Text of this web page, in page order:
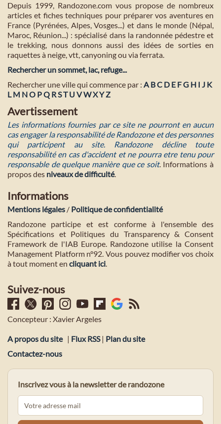
Depuis 1999, Randozone.com vous propose de nombreux
articles et fiches techniques pour préparer vos aventures en
France (Pyrénées, Alpes, Vosges...) et dans le monde (Népal,
Maroc, Réunion...) : spécialisé dans la randonnée pédestre et
le trekking, nous donnons aussi des idées de sorties en
raquettes à neige, vtt, canyoning ou via ferrata.
Rechercher un sommet, lac, refuge...
Rechercher une ville qui commence par : A BC D E FG H I J K
L M NO PQ RST U VWXYZ
Avertissement
Les informations fournies par ce site ne pourront en aucun
cas engager la responsabilité de Randozone et des personnes
qui participent au site. Randozone décline toute
responsabilité en cas d'accident et ne pourra etre tenu pour
responsable de quelque manière que ce soit. Informations à
propos des niveaux de difficulté.
Informations
Mentions légales / Politique de confidentialité
Randozone participe et est conforme à l'ensemble des
Spécifications et Politiques du Transparency & Consent
Framework de l'IAB Europe. Randozone utilise la Consent
Management Platform n°92. Vous pouvez modifier vos choix
à tout moment en cliquant ici.
Suivez-nous
Concepteur : Xavier Argeles
A propos du site | Flux RSS| Plan du site
Contactez-nous
Inscrivez vous à la newsletter de randozone